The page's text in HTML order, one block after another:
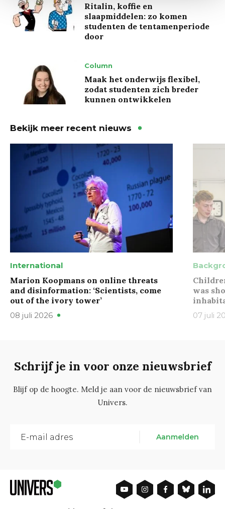
Ritalin, koffie en
slaapmiddelen: zo komen
studenten de tentamenperiode
door
Column
Maak het onderwijs flexibel,
zodat studenten zich breder
kunnen ontwikkelen
Bekijk meer recent nieuws
International
Marion Koopmans on online threats
and disinformation: ‘Scientists, come
out of the ivory tower’
08 juli 2026
was
07 juli
Schrijf je in voor onze nieuwsbrief
Blijf op de hoogte. Meld je aan voor de nieuwsbrief van
Univers.
Aanmelden